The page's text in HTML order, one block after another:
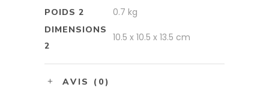
POIDS 2
0.7 kg
DIMENSIONS
2
10.5 x 10.5 x 13.5 cm
AVIS (0)